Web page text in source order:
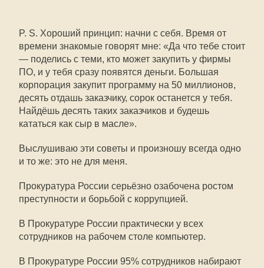
P. S. Хороший принцип: начни с себя. Время от
времени знакомые говорят мне: «Да что тебе стоит
— поделись с теми, кто может закупить у фирмы
ПО, и у тебя сразу появятся деньги. Большая
корпорация закупит программу на 50 миллионов,
десять отдашь заказчику, сорок останется у тебя.
Найдёшь десять таких заказчиков и будешь
кататься как сыр в масле».
Выслушиваю эти советы и произношу всегда одно
и то же: это не для меня.
Прокуратура России серьёзно озабочена ростом
преступности и борьбой с коррупцией.
В Прокуратуре России практически у всех
сотрудников на рабочем столе компьютер.
В Прокуратуре России 95% сотрудников набирают